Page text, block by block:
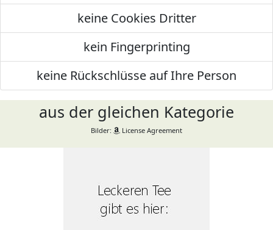
keine Cookies Dritter
kein Fingerprinting
keine Rückschlüsse auf Ihre Person
aus der gleichen Kategorie
Bilder: License Agreement